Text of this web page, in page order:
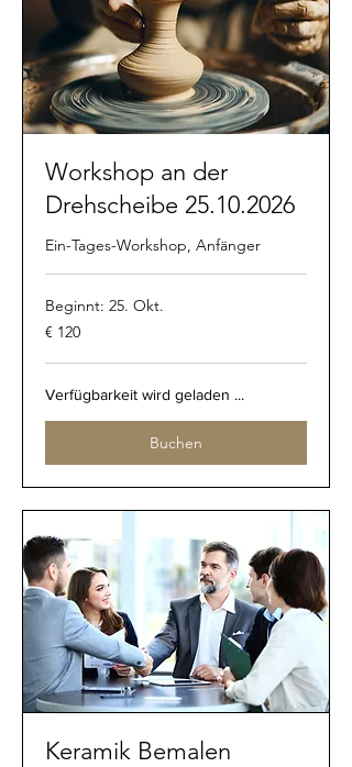
Workshop an der
Drehscheibe 25.10.2026
Ein-Tages-Workshop, Anfänger
Beginnt: 25. Okt.
120
Euro
€ 120
Verfügbarkeit wird geladen ...
Buchen
Keramik Bemalen